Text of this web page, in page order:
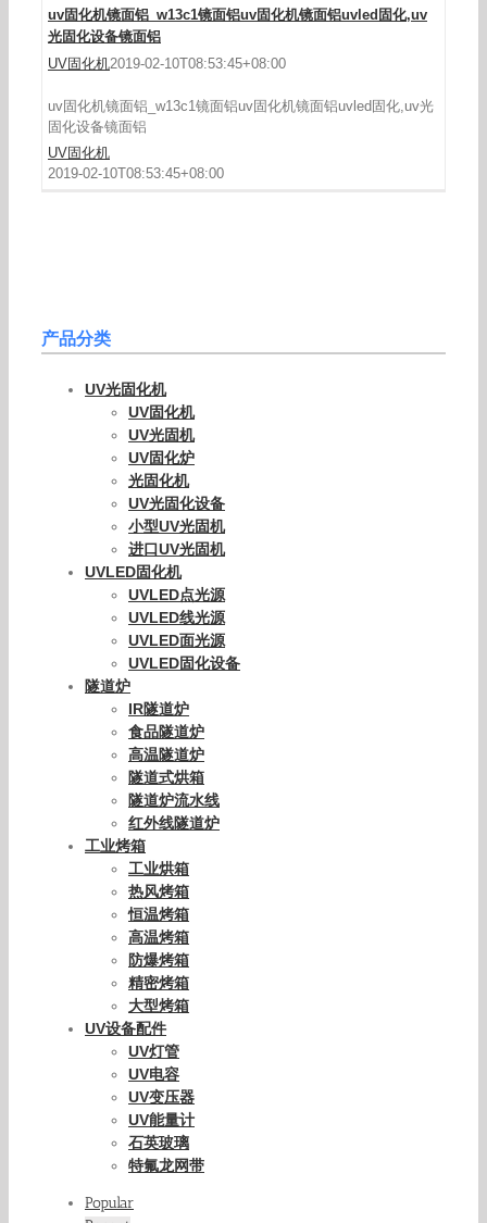
uv固化机镜面铝_w13c1镜面铝uv固化机镜面铝uvled固化,uv
光固化设备镜面铝
UV固化机2019-02-10T08:53:45+08:00
uv固化机镜面铝_w13c1镜面铝uv固化机镜面铝uvled固化,uv光
固化设备镜面铝
UV固化机
2019-02-10T08:53:45+08:00
产品分类
UV光固化机
UV固化机
UV光固机
UV固化炉
光固化机
UV光固化设备
小型UV光固机
进口UV光固机
UVLED固化机
UVLED点光源
UVLED线光源
UVLED面光源
UVLED固化设备
隧道炉
IR隧道炉
食品隧道炉
高温隧道炉
隧道式烘箱
隧道炉流水线
红外线隧道炉
工业烤箱
工业烘箱
热风烤箱
恒温烤箱
高温烤箱
防爆烤箱
精密烤箱
大型烤箱
UV设备配件
UV灯管
UV电容
UV变压器
UV能量计
石英玻璃
特氟龙网带
Popular